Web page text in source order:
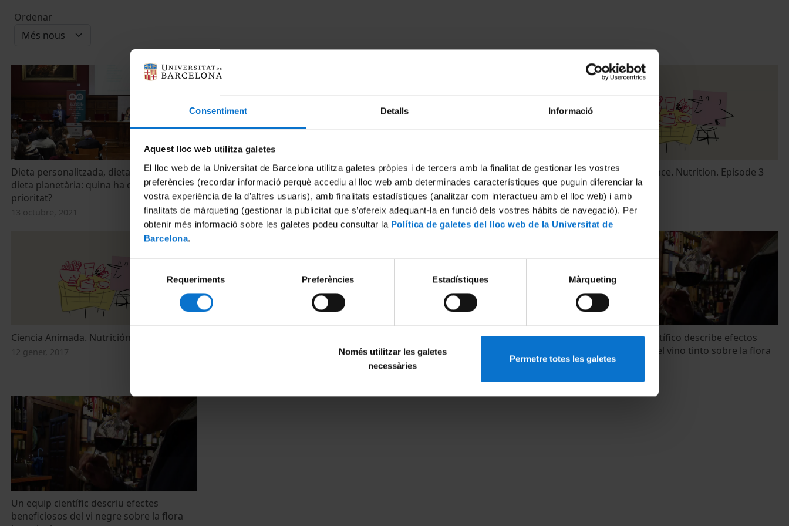
Consentiment Detalls Informació
Aquest lloc web utilitza galetes
El lloc web de la Universitat de Barcelona utilitza galetes pròpies i de tercers amb la finalitat de gestionar les vostres
preferències (recordar informació perquè accediu al lloc web amb determinades característiques que puguin diferenciar la
vostra experiència de la d’altres usuaris), amb finalitats estadístiques (analitzar com interactueu amb el lloc web) i amb
finalitats de màrqueting (gestionar la publicitat que s’ofereix adequant-la en funció dels vostres hàbits de navegació). Per
obtenir més informació sobre les galetes podeu consultar la Política de galetes del lloc web de la Universitat de
Barcelona.
consentiment
Requeriments Preferències Estadístiques Màrqueting
Només utilitzar les galetes
necessàries
Permetre totes les galetes
Ordenar
Dieta personalitzada, dieta poblacional i
dieta planetària: quina ha de ser la
prioritat?
13 octubre, 2021
VII Festa de la Ciència. Taller
d'alimentació: “Analitzem com omplim el
rebost!"
18 maig, 2021
Ciència Animada. Nutrició. Episodi 3
12 gener, 2017
Animated Science. Nutrition. Episode 3
12 gener, 2017
Ciencia Animada. Nutrición. Episodio 3
12 gener, 2017
cos. Mónica Fernández i Clara Rosell
A team of scientists praise the beneficial
effects of red wine on intestinal flora
22 juliol, 2014
Un equipo científico describe efectos
beneficiosos del vino tinto sobre la flora
intestinal
Un equip científic descriu efectes
beneficiosos del vi negre sobre la flora